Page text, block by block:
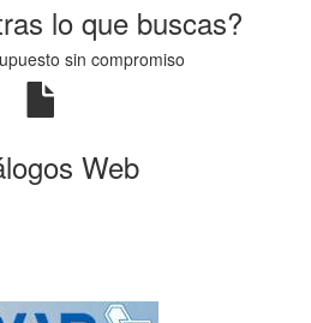
lo que buscas?
sin compromiso
Web